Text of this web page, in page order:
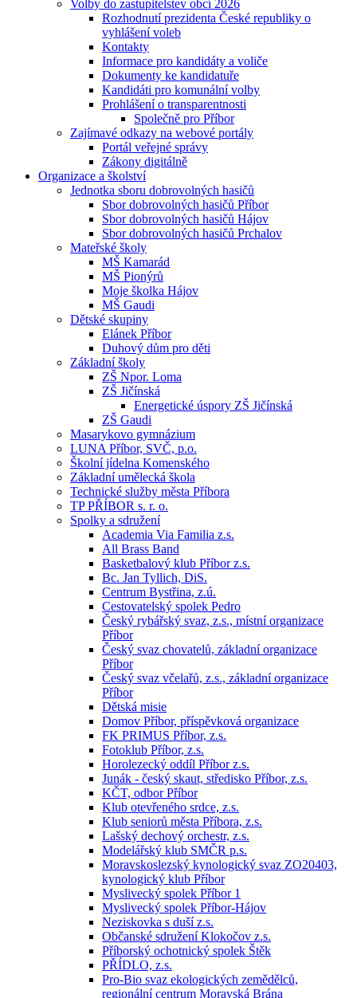
Volby do zastupitelstev obcí 2026
Rozhodnutí prezidenta České republiky o
vyhlášení voleb
Kontakty
Informace pro kandidáty a voliče
Dokumenty ke kandidatuře
Kandidáti pro komunální volby
Prohlášení o transparentnosti
Společně pro Příbor
Zajímavé odkazy na webové portály
Portál veřejné správy
Zákony digitálně
Organizace a školství
Jednotka sboru dobrovolných hasičů
Sbor dobrovolných hasičů Příbor
Sbor dobrovolných hasičů Hájov
Sbor dobrovolných hasičů Prchalov
Mateřské školy
MŠ Kamarád
MŠ Pionýrů
Moje školka Hájov
MŠ Gaudi
Dětské skupiny
Elánek Příbor
Duhový dům pro děti
Základní školy
ZŠ Npor. Loma
ZŠ Jičínská
Energetické úspory ZŠ Jičínská
ZŠ Gaudi
Masarykovo gymnázium
LUNA Příbor, SVČ, p.o.
Školní jídelna Komenského
Základní umělecká škola
Technické služby města Příbora
TP PŘÍBOR s. r. o.
Spolky a sdružení
Academia Via Familia z.s.
All Brass Band
Basketbalový klub Příbor z.s.
Bc. Jan Tyllich, DiS.
Centrum Bystřina, z.ú.
Cestovatelský spolek Pedro
Český rybářský svaz, z.s., místní organizace
Příbor
Český svaz chovatelů, základní organizace
Příbor
Český svaz včelařů, z.s., základní organizace
Příbor
Dětská misie
Domov Příbor, příspěvková organizace
FK PRIMUS Příbor, z.s.
Fotoklub Příbor, z.s.
Horolezecký oddíl Příbor z.s.
Junák - český skaut, středisko Příbor, z.s.
KČT, odbor Příbor
Klub otevřeného srdce, z.s.
Klub seniorů města Příbora, z.s.
Lašský dechový orchestr, z.s.
Modelářský klub SMČR p.s.
Moravskoslezský kynologický svaz ZO20403,
kynologický klub Příbor
Myslivecký spolek Příbor 1
Myslivecký spolek Příbor-Hájov
Neziskovka s duší z.s.
Občanské sdružení Klokočov z.s.
Příborský ochotnický spolek Štěk
PŘÍDLO, z.s.
Pro-Bio svaz ekologických zemědělců,
regionální centrum Moravská Brána